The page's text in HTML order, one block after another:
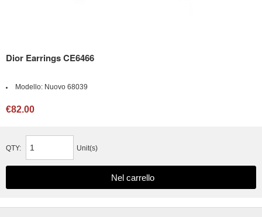
Dior Earrings CE6466
Modello: Nuovo 68039
€82.00
QTY: Unit(s)